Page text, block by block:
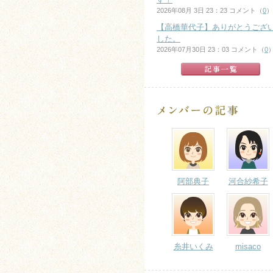
2026年08月 3日 23：23 コメント（0）
【高橋華代子】ありがとうござ
した。
2026年07月30日 23：03 コメント（0
阿部典子 河合紗希子
糸井いくみ misaco